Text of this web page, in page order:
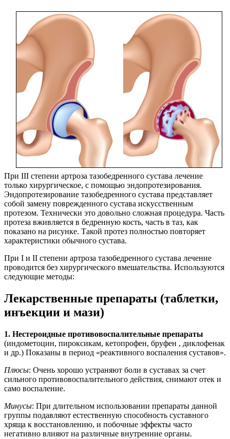
При III степени артроза тазобедренного сустава лечение
только хирургическое, с помощью эндопротезирования.
Эндопротезирование тазобедренного сустава представляет
собой замену поврежденного сустава искусственным
протезом. Технически это довольно сложная процедура. Часть
протеза вживляется в бедренную кость, часть в таз, как
показано на рисунке. Такой протез полностью повторяет
характеристики обычного сустава.
При I и II степени артроза тазобедренного сустава лечение
проводится без хирургического вмешательства. Используются
следующие методы:
Лекарственные препараты (таблетки,
инъекции и мази)
1. Нестероидные противовоспалительные препараты
(индометоцин, пироксикам, кетопрофен, бруфен , диклофенак
и др.) Показаны в период «реактивного воспаления суставов».
Плюсы: Очень хорошо устраняют боли в суставах за счет
сильного противовоспалительного действия, снимают отек и
само воспаление.
Минусы: При длительном использовании препараты данной
группы подавляют естественную способность суставного
хряща к восстановлению, и побочные эффекты часто
негативно влияют на различные внутренние органы.